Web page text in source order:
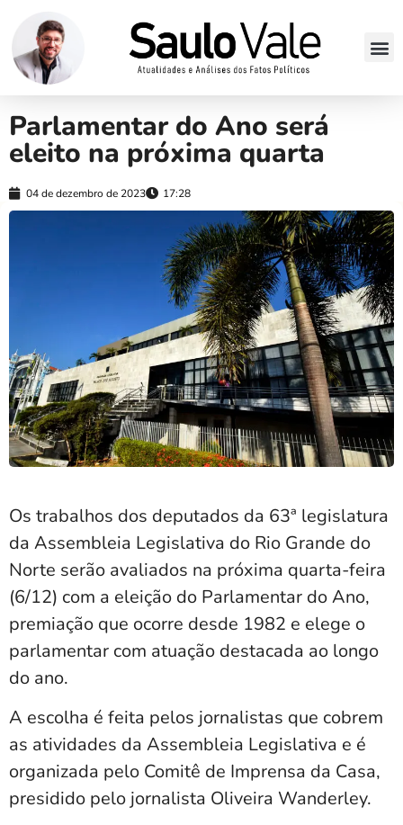
Parlamentar do Ano será
eleito na próxima quarta
04 de dezembro de 2023 17:28
Os trabalhos dos deputados da 63ª legislatura
da Assembleia Legislativa do Rio Grande do
Norte serão avaliados na próxima quarta-feira
(6/12) com a eleição do Parlamentar do Ano,
premiação que ocorre desde 1982 e elege o
parlamentar com atuação destacada ao longo
do ano.
A escolha é feita pelos jornalistas que cobrem
as atividades da Assembleia Legislativa e é
organizada pelo Comitê de Imprensa da Casa,
presidido pelo jornalista Oliveira Wanderley.